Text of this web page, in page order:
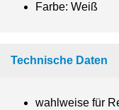
Farbe: Weiß
Technische Daten
wahlweise für